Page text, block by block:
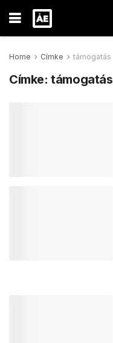
Home Címke támogatás
Címke:támogatás